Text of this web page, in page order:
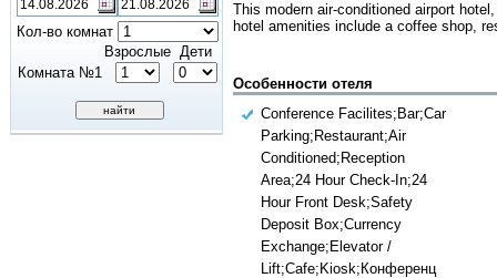
Кол-во комнат
Взрослые Дети
Комната №1
This modern air-conditioned airport
hotel amenities include a coffee shop,
Особенности отеля
Conference Facilites;Bar;Car
Parking;Restaurant;Air
Conditioned;Reception
Area;24 Hour Check-In;24
Hour Front Desk;Safety
Deposit Box;Currency
Exchange;Elevator /
Lift;Cafe;Kiosk;Конференц